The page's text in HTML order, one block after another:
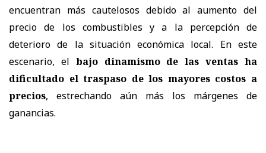
encuentran más cautelosos debido al aumento del
precio de los combustibles y a la percepción de
deterioro de la situación económica local. En este
escenario, el bajo dinamismo de las ventas ha
dificultado el traspaso de los mayores costos a
precios, estrechando aún más los márgenes de
ganancias.